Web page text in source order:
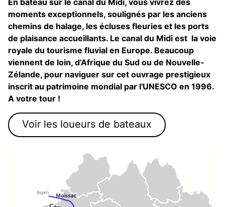
moments exceptionnels, soulignés par les anciens
chemins de halage, les écluses fleuries et les ports
de plaisance accueillants. Le canal du Midi est la voie
royale du tourisme fluvial en Europe. Beaucoup
viennent de loin, d’Afrique du Sud ou de Nouvelle-
Zélande, pour naviguer sur cet ouvrage prestigieux
inscrit au patrimoine mondial par l'UNESCO en 1996.
A votre tour !
Voir les loueurs de bateaux